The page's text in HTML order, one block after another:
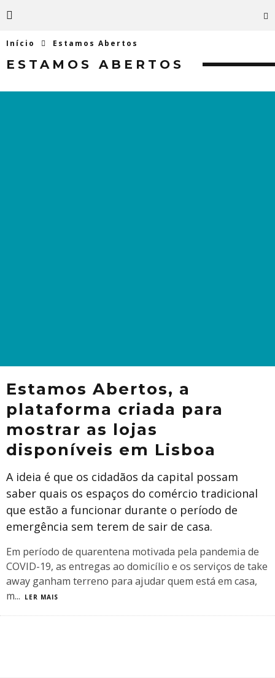
Início Estamos Abertos
ESTAMOS ABERTOS
Estamos Abertos, a
plataforma criada para
mostrar as lojas
disponíveis em Lisboa
A ideia é que os cidadãos da capital possam
saber quais os espaços do comércio tradicional
que estão a funcionar durante o período de
emergência sem terem de sair de casa.
Em período de quarentena motivada pela pandemia de
COVID-19, as entregas ao domicílio e os serviços de take
away ganham terreno para ajudar quem está em casa,
m... LER MAIS